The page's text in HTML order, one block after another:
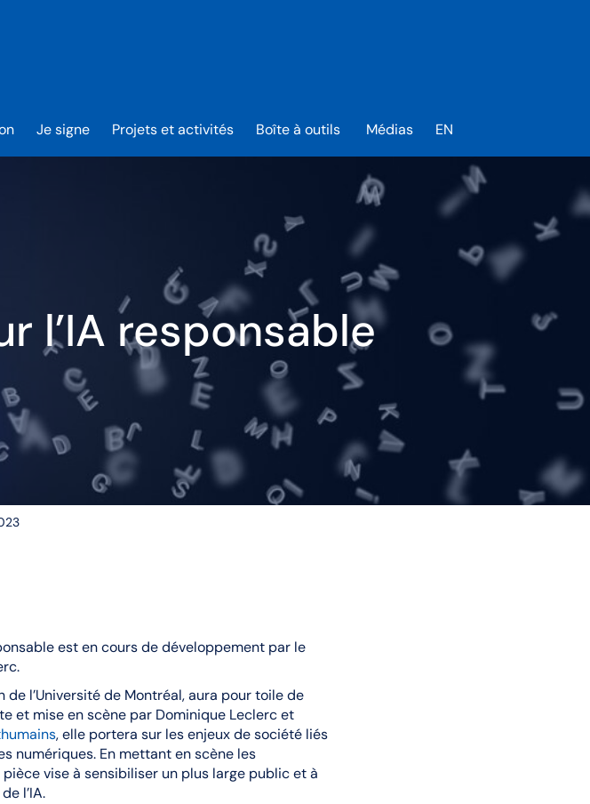
Je signe Projets et activités Boîte à outils Médias EN
l’IA responsable
est en cours de développement par le
l’Université de Montréal, aura pour toile de
et mise en scène par Dominique Leclerc et
, elle portera sur les enjeux de société liés
numériques. En mettant en scène les
vise à sensibiliser un plus large public et à
l’IA.